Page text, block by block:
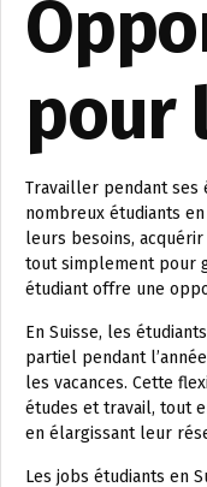
pour
Travailler pendant ses
nombreux étudiants
leurs besoins,
tout simplement pour
étudiant offre une
En Suisse, les
partiel pendant
les vacances. Cette
études et travail, tout
en élargissant leur
Les jobs étudiants en